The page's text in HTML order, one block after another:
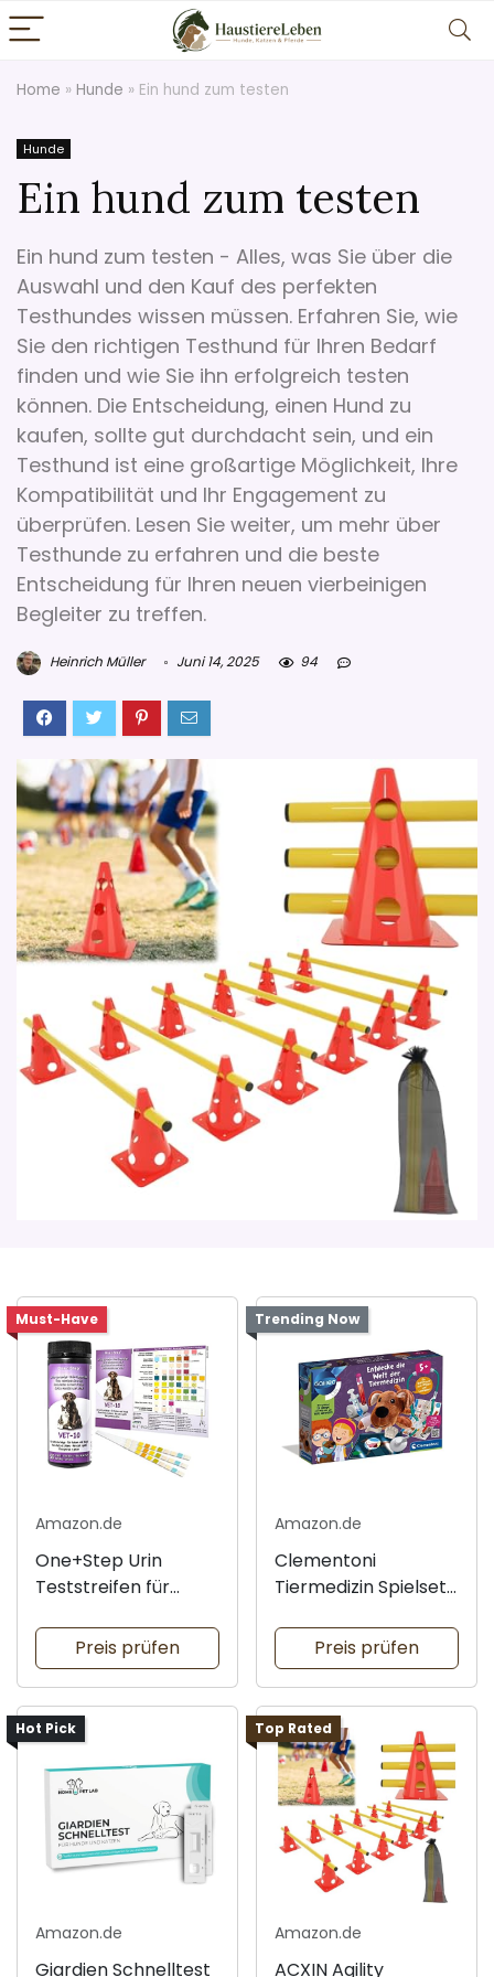
Home » Hunde » Ein hund zum testen
Hunde
Ein hund zum testen
Ein hund zum testen - Alles, was Sie über die
Auswahl und den Kauf des perfekten
Testhundes wissen müssen. Erfahren Sie, wie
Sie den richtigen Testhund für Ihren Bedarf
finden und wie Sie ihn erfolgreich testen
können. Die Entscheidung, einen Hund zu
kaufen, sollte gut durchdacht sein, und ein
Testhund ist eine großartige Möglichkeit, Ihre
Kompatibilität und Ihr Engagement zu
überprüfen. Lesen Sie weiter, um mehr über
Testhunde zu erfahren und die beste
Entscheidung für Ihren neuen vierbeinigen
Begleiter zu treffen.
Heinrich Müller Juni 14, 2025 94
Must-Have
Amazon.de
One+Step Urin
Teststreifen für
Preis prüfen
Trending Now
Amazon.de
Clementoni
Tiermedizin Spielset
Preis prüfen
Hot Pick
Amazon.de
Giardien Schnelltest
Top Rated
Amazon.de
ACXIN Agility